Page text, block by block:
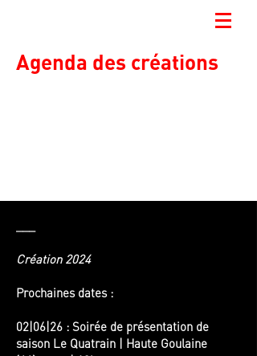
Agenda des créations
Création 2024
Prochaines dates :
02|06|26 : Soirée de présentation de
saison Le Quatrain | Haute Goulaine